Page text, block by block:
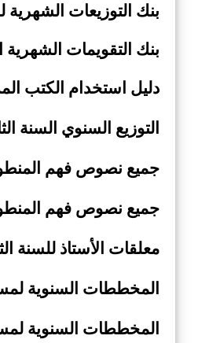
بنك التوزيعات الشهرية للسنة
بنك التقويمات الشهرية المستمرة
دليل استخدام الكتب المدرسية للسنة
التوزيع السنوي السنة الثالثة 3 ابتدائي الجيل الثاني - وفق
جميع نصوص فهم المنطوق السنة الثالثة
جميع نصوص فهم المنطوق السنة الثالثة
معلقات الأستاذ للسنة الثالثة 3 ابتدائي
المخططات السنوية لمستوى السنة
المخططات السنوية لمستوى السنة